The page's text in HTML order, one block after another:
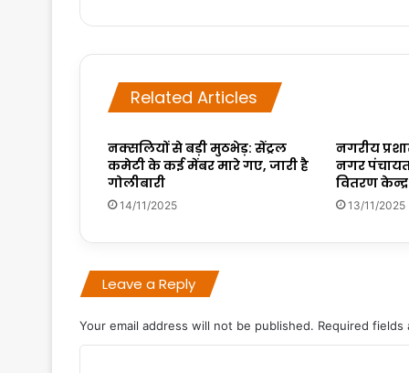
Related Articles
नक्सलियों से बड़ी मुठभेड़: सेंट्रल
कमेटी के कई मेंबर मारे गए, जारी है
गोलीबारी
14/11/2025
नगरीय
नगर पंचायत
वितरण
13/11/2025
Leave a Reply
Your email address will not be published. Required fields